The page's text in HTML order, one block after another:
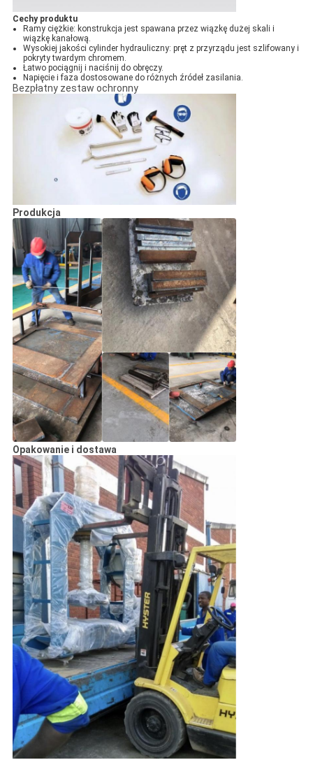
Cechy produktu
Ramy ciężkie: konstrukcja jest spawana przez wiązkę dużej skali i
wiązkę kanałową.
Wysokiej jakości cylinder hydrauliczny: pręt z przyrządu jest szlifowany i
pokryty twardym chromem.
Łatwo pociągnij i naciśnij do obręczy.
Napięcie i faza dostosowane do różnych źródeł zasilania.
Bezpłatny zestaw ochronny
Produkcja
Opakowanie i dostawa